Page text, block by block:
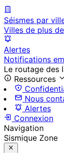
Séismes par
Villes de plus
Alertes
Notifications
Le routage des
Ressources
Nous
Alertes
Connexion
Navigation
Sismique Zone